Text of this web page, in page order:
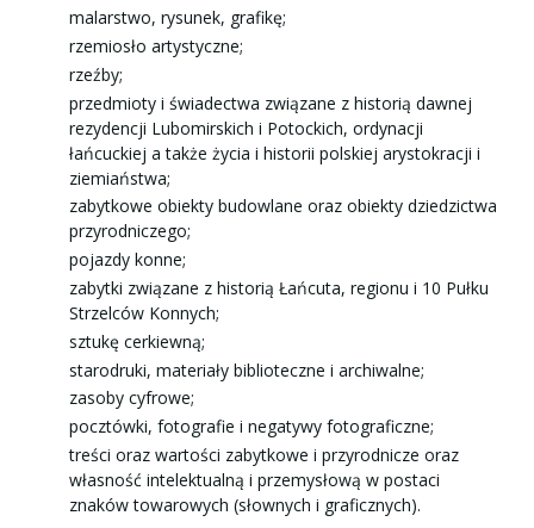
malarstwo, rysunek, grafikę;
rzemiosło artystyczne;
rzeźby;
przedmioty i świadectwa związane z historią dawnej
rezydencji Lubomirskich i Potockich, ordynacji
łańcuckiej a także życia i historii polskiej arystokracji i
ziemiaństwa;
zabytkowe obiekty budowlane oraz obiekty dziedzictwa
przyrodniczego;
pojazdy konne;
zabytki związane z historią Łańcuta, regionu i 10 Pułku
Strzelców Konnych;
sztukę cerkiewną;
starodruki, materiały biblioteczne i archiwalne;
zasoby cyfrowe;
pocztówki, fotografie i negatywy fotograficzne;
treści oraz wartości zabytkowe i przyrodnicze oraz
własność intelektualną i przemysłową w postaci
znaków towarowych (słownych i graficznych).